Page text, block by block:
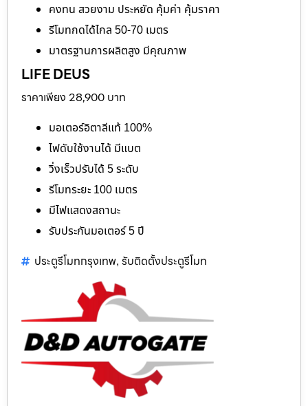
คงทน สวยงาม ประหยัด คุ้มค่า คุ้มราคา
รีโมทกดได้ไกล 50-70 เมตร
มาตรฐานการผลิตสูง มีคุณภาพ
LIFE DEUS
ราคาเพียง 28,900 บาท
มอเตอร์อิตาลีแท้ 100%
ไฟดับใช้งานได้ มีแบต
วิ่งเร็วปรับได้ 5 ระดับ
รีโมทระยะ 100 เมตร
มีไฟแสดงสถานะ
รับประกันมอเตอร์ 5 ปี
ประตูรีโมทกรุงเทพ, รับติดตั้งประตูรีโมท